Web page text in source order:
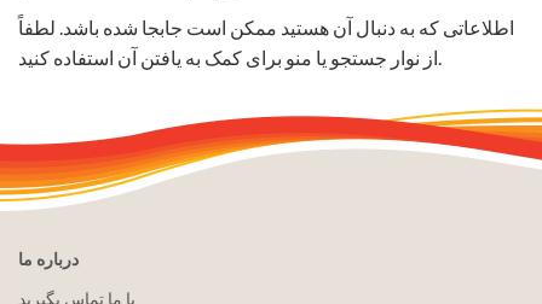
اطلاعاتی که به دنبال آن هستید ممکن است جابجا شده باشد. لطفاً
از نوار جستجو یا منو برای کمک به یافتن آن استفاده کنید.
درباره ما
با ما تماس بگیرید